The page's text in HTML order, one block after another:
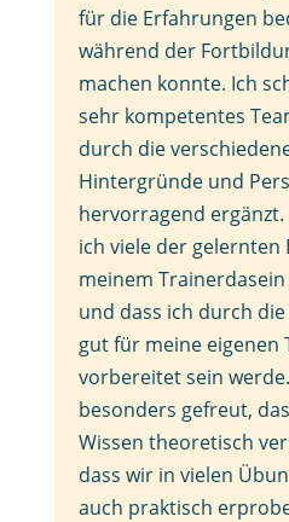
für die Erfahrungen
während der
machen konnte. Ich
sehr kompetentes
durch die
Hintergründe und
hervorragend ergänzt.
ich viele der gelernten
meinem
und dass ich durch
gut für meine eigenen
vorbereitet sein
besonders gefreut,
Wissen theoretisch
dass wir in vielen
auch praktisch